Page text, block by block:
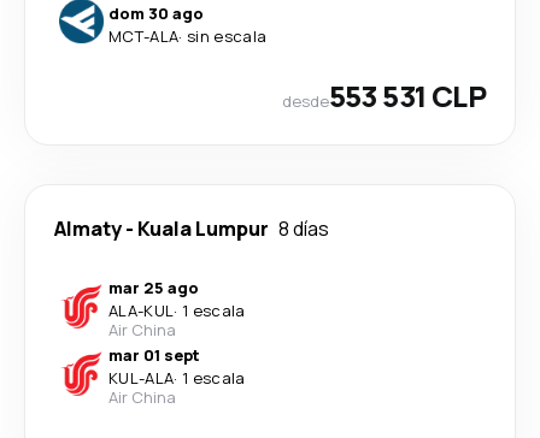
dom 30 ago
MCT-ALA· sin escala
desde553 531 CLP
Almaty- Kuala Lumpur 8 días
mar 25 ago
ALA-KUL· 1 escala
Air China
mar 01 sept
KUL-ALA· 1 escala
Air China